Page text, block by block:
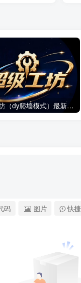
超级工坊（dy爬墙模式）最新首码项目
码 图片 快